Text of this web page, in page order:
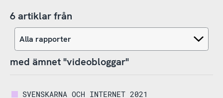
6 artiklar från
med ämnet "videobloggar"
SVENSKARNA OCH INTERNET 2021